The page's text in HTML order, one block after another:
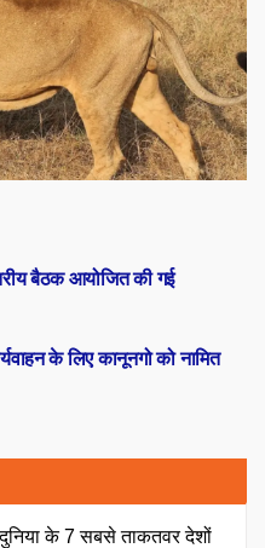
के लिए कानूनगो को नामित
बैठक आयोजित की गई
के 7 सबसे ताकतवर देशों